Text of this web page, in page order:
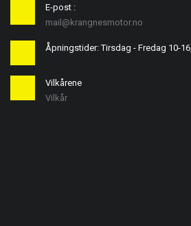
E-post :
mail@krangnesmotor.no
Åpningstider: Tirsdag - Fredag 10-
Vilkårene
Vilkår